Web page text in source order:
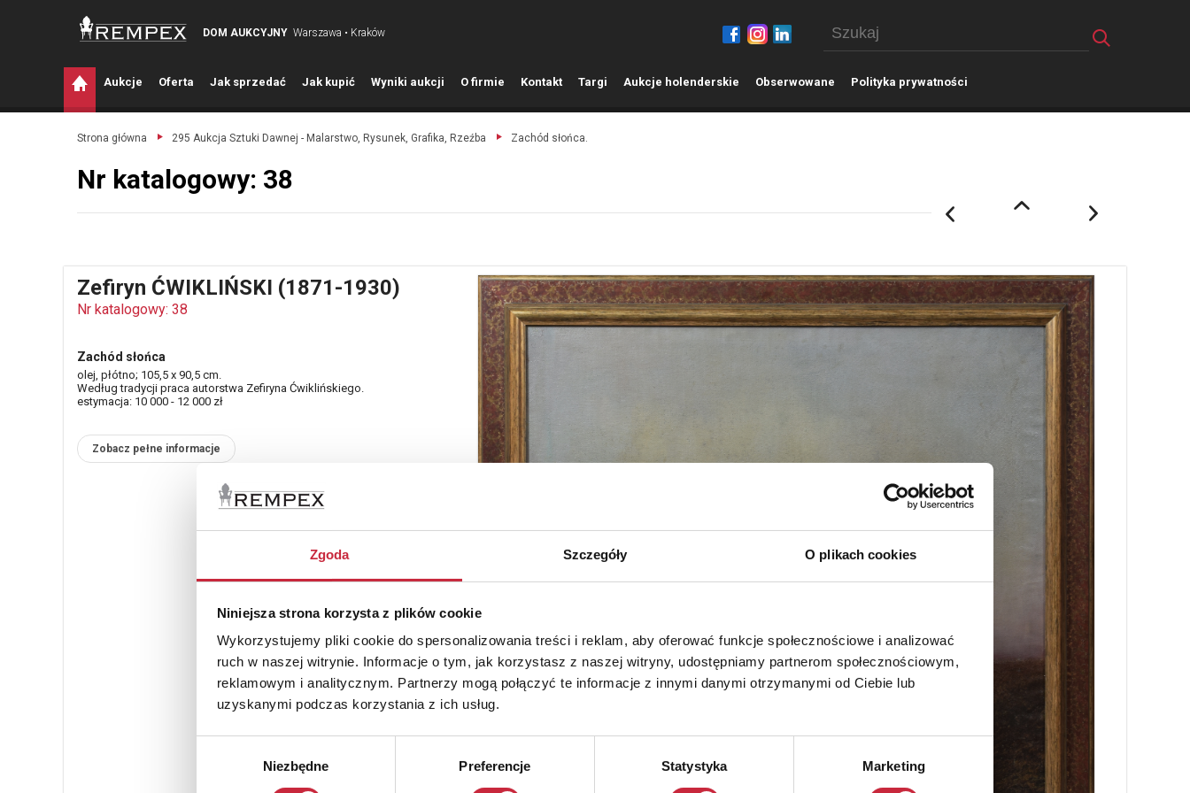
Zgoda Szczegóły O plikach cookies
Niniejsza strona korzysta z plików cookie
Wykorzystujemy pliki cookie do spersonalizowania treści i reklam, aby oferować funkcje społecznościowe i analizować
ruch w naszej witrynie. Informacje o tym, jak korzystasz z naszej witryny, udostępniamy partnerom społecznościowym,
reklamowym i analitycznym. Partnerzy mogą połączyć te informacje z innymi danymi otrzymanymi od Ciebie lub
uzyskanymi podczas korzystania z ich usług.
Niezbędne Preferencje Statystyka Marketing
DOM AUKCYJNY Warszawa • Kraków
Aukcje Oferta Jak sprzedać Jak kupić Wyniki aukcji O firmie Kontakt Targi Aukcje holenderskie Obserwowane Polityka prywatności
Strona główna 295 Aukcja Sztuki Dawnej - Malarstwo, Rysunek, Grafika, Rzeźba Zachód słońca.
Nr katalogowy: 38
Zefiryn ĆWIKLIŃSKI (1871-1930)
Nr katalogowy: 38
Zachód słońca
olej, płótno; 105,5 x 90,5 cm.
Według tradycji praca autorstwa Zefiryna Ćwiklińskiego.
estymacja: 10 000 - 12 000 zł
Zobacz pełne informacje